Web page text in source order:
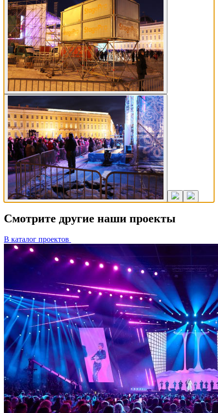
Смотрите другие наши проекты
В каталог проектов